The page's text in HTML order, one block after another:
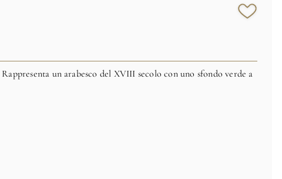
Rappresenta un arabesco del XVIII secolo con uno sfondo verde a